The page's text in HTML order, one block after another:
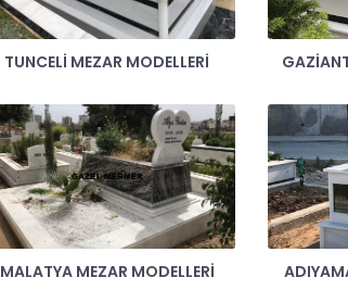
TUNCELI MEZAR MODELLERI
MALATYA MEZAR MODELLERI